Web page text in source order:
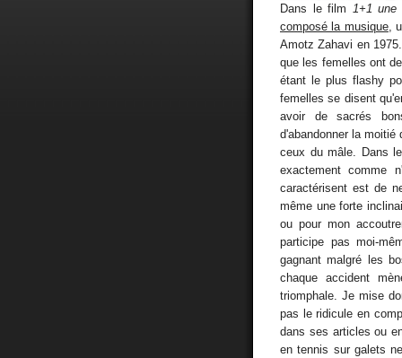
Dans le film 1+1
composé la musique,
Amotz Zahavi en
que les femelles ont
étant le plus flashy
femelles se disent
avoir de sacrés
d'abandonner la moitié
ceux du mâle. Dans
exactement comme
caractérisent est de
même une forte
ou pour mon
participe pas moi-
gagnant malgré les
chaque accident
triomphale. Je mise
pas le ridicule en
dans ses articles ou
en tennis sur galets